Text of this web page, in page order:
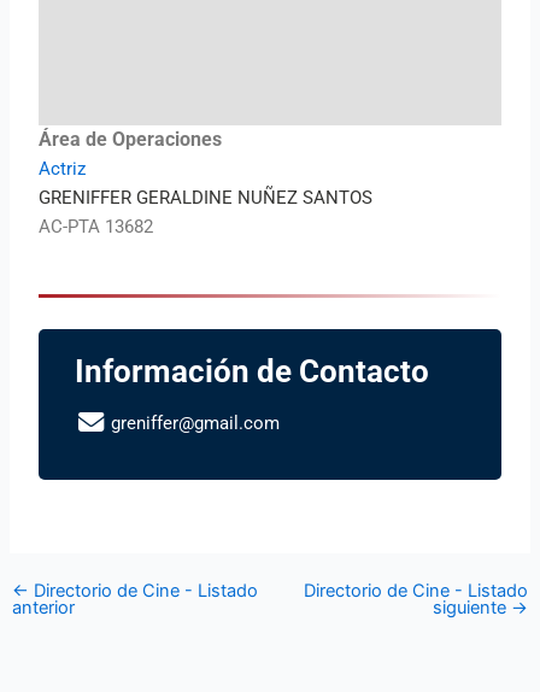
Área de Operaciones
Actriz
GRENIFFER GERALDINE NUÑEZ SANTOS
AC-PTA 13682
Información de Contacto
greniffer@gmail.com
← Directorio de Cine - Listado
anterior
Directorio de Cine - Listado
siguiente →